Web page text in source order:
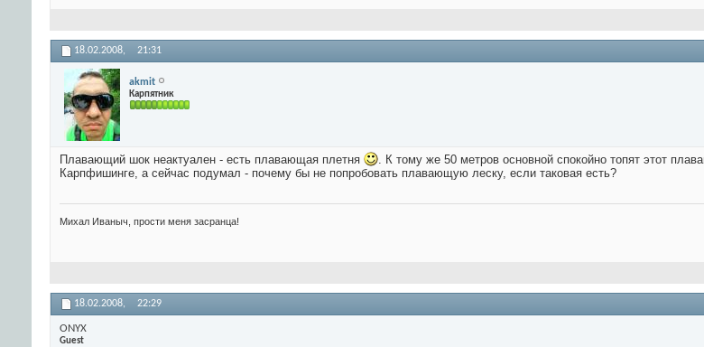
18.02.2008, 21:31
akmit
Карпятник
Плавающий шок неактуален - есть плавающая плетня
. К тому же 50 метров основной спокойно топят этот
Карпфишинге, а сейчас подумал - почему бы не попробовать плавающую леску, если таковая есть?
Михал Иваныч, прости меня засранца!
18.02.2008, 22:29
ONYX
Guest